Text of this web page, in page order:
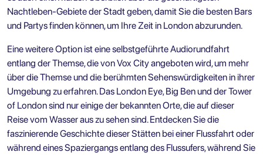
Nachtleben-Gebiete der Stadt geben, damit Sie die besten Bars
und Partys finden können, um Ihre Zeit in London abzurunden.
Eine weitere Option ist eineselbstgeführte Audiorundfahrt
entlang der Themse, die von Vox City angeboten wird, um mehr
über die Themse und die berühmten Sehenswürdigkeiten in ihrer
Umgebung zu erfahren. Das London Eye, Big Ben und der Tower
of London sind nur einige der bekannten Orte, die auf dieser
Reise vom Wasser aus zu sehen sind. Entdecken Sie die
faszinierende Geschichte dieser Stätten bei einer Flussfahrt oder
während eines Spaziergangs entlang des Flussufers, während Sie